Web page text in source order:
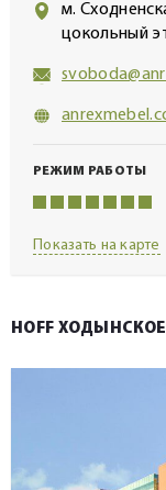
м.
цокольный
РЕЖИМ РАБОТЫ
Показать на карте
HOFF